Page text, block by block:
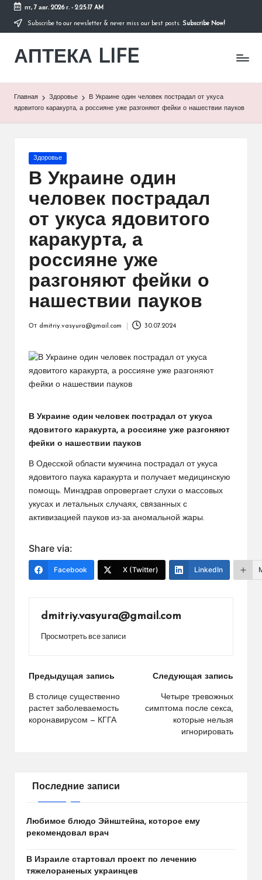
Перейти
содержимому
пт, 7 авг. 2026 г.- 2:25:17 AM
Subscribe to our newsletter & never miss our best posts. Subscribe Now!
АПТЕКА LIFE
сайт
Главная Здоровье
В Украине один человек пострадал от укуса
ядовитого каракурта, а россияне уже разгоняют фейки о нашествии пауков
Опубликовано
Здоровье
В Украине один
человек пострадал
от укуса ядовитого
каракурта, а
россияне уже
разгоняют фейки о
нашествии пауков
От dmitriy.vasyura@gmail.com 30.07.2024
В Украине один человек пострадал от укуса
ядовитого каракурта, а россияне уже разгоняют
фейки о нашествии пауков
В Одесской области мужчина пострадал от укуса
ядовитого паука каракурта и получает медицинскую
помощь. Минздрав опровергает слухи о массовых
укусах и летальных случаях, связанных с
активизацией пауков из-за аномальной жары.
Share via:
Facebook X (Twitter) LinkedIn
dmitriy.vasyura@gmail.com
Просмотреть все записи
Навигация
по
записям
Предыдущая запись
В столице существенно
растет заболеваемость
коронавирусом — КГГА
Следующая запись
Четыре тревожных
симптома после секса,
которые нельзя
игнорировать
Последние записи
Любимое блюдо Эйнштейна, которое ему
рекомендовал врач
В Израиле стартовал проект по лечению
тяжелораненых украинцев